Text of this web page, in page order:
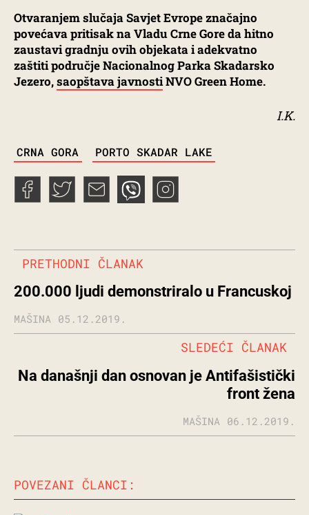
Otvaranjem slučaja Savjet Evrope značajno
povećava pritisak na Vladu Crne Gore da hitno
zaustavi gradnju ovih objekata i adekvatno
zaštiti područje Nacionalnog Parka Skadarsko
Jezero,saopštava javnostiNVO Green Home.
I.K.
CRNA GORA PORTO SKADAR LAKE
PRETHODNI ČLANAK
200.000 ljudi demonstriralo u Francuskoj
MAŠINA 05.12.2019.
Na današnji dan osnovan je Antifašistički
front žena
SLEDEĆI ČLANAK
MAŠINA 06.12.2019.
POVEZANI ČLANCI: